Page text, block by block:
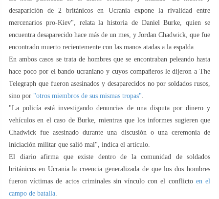
desaparición de 2 británicos en Ucrania expone la rivalidad entre
mercenarios pro-Kiev", relata la historia de Daniel Burke, quien se
encuentra desaparecido hace más de un mes, y Jordan Chadwick, que fue
encontrado muerto recientemente con las manos atadas a la espalda.
En ambos casos se trata de hombres que se encontraban peleando hasta
hace poco por el bando ucraniano y cuyos compañeros le dijeron a The
Telegraph que fueron asesinados y desaparecidos no por soldados rusos,
sino por "otros miembros de sus mismas tropas".
"La policía está investigando denuncias de una disputa por dinero y
vehículos en el caso de Burke, mientras que los informes sugieren que
Chadwick fue asesinado durante una discusión o una ceremonia de
iniciación militar que salió mal", indica el artículo.
El diario afirma que existe dentro de la comunidad de soldados
británicos en Ucrania la creencia generalizada de que los dos hombres
fueron víctimas de actos criminales sin vínculo con el conflicto en el
campo de batalla.